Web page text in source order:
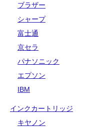
ブラザー
シャープ
富士通
京セラ
パナソニック
エプソン
IBM
インクカートリッジ
キヤノン